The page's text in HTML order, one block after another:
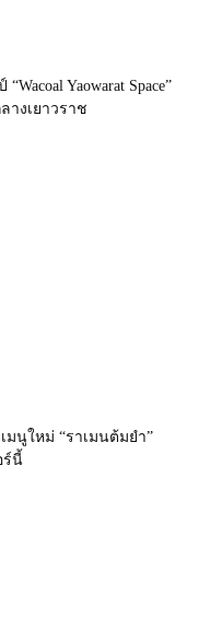
Yaowarat Space”
างเยาวราช
นูใหม่ “ราเมนต้มยำ”
ร์นี้